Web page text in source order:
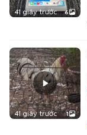
41 giây trước 6
41 giây trước 1